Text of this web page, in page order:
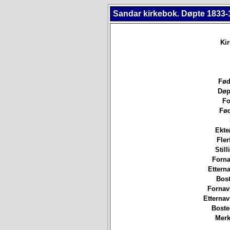
Sandar kirkebok. Døpte 1833-